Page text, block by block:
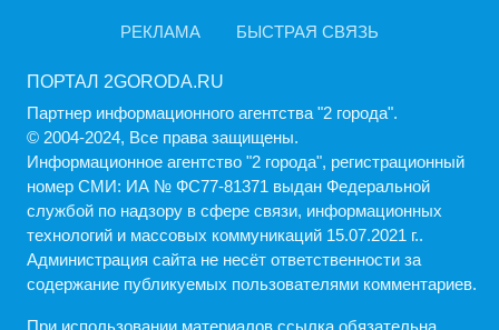
РЕКЛАМА БЫСТРАЯ СВЯЗЬ
ПОРТАЛ 2GORODA.RU
Партнер информационного агентства "2 города".
© 2004-2024, Все права защищены.
Информационное агентство "2 города", регистрационный
номер СМИ: ИА № ФС77-81371 выдан Федеральной
службой по надзору в сфере связи, информационных
технологий и массовых коммуникаций 15.07.2021 г..
Администрация cайта не несёт ответственности за
содержание публикуемых пользователями комментариев.
При использовании материалов ссылка обязательна.